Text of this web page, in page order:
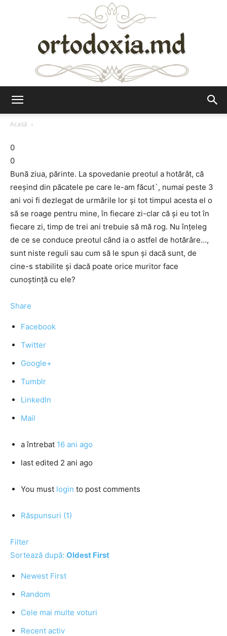
Acasă
0
0
Bună ziua, părinte. La spovedanie preotul a hotărât, că
reeşind din păcatele pe care le-am făcut`, numai peste 3
ani voi fi dezlegat de urmările lor şi tot timpul acesta el o
să se roage pentru mine, în fiecare zi-clar că şi eu tot în
fiecare zi, timp de trei ani trebuie să mă rog. Nu înţeleg
de ce se conduce preotul când ia o astfel de hotărâre…,
sunt niste reguli sau cum să le spun şi dacă sunt, de
cine-s stabilite şi dacă poate orice muritor face
cunoştinţă cu ele?
Share
Facebook
Twitter
Google+
Tumblr
LinkedIn
Mail
a întrebat 16 ani ago
last edited 2 ani ago
You must login to post comments
Răspunsuri (1)
Filter
Sortează după: Oldest First
Newest First
Random
Cele mai multe voturi
Recent activ